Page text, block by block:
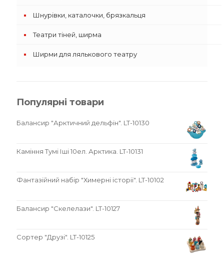
Шнурівки, каталочки, брязкальця
Театри тіней, ширма
Ширми для лялькового театру
Популярні товари
Балансир "Арктичний дельфін". LT-10130
Каміння Тумі Іші 10ел. Арктика. LT-10131
Фантазійний набір "Химерні історіі". LT-10102
Балансир "Скелелази". LT-10127
Сортер "Друзі". LT-10125